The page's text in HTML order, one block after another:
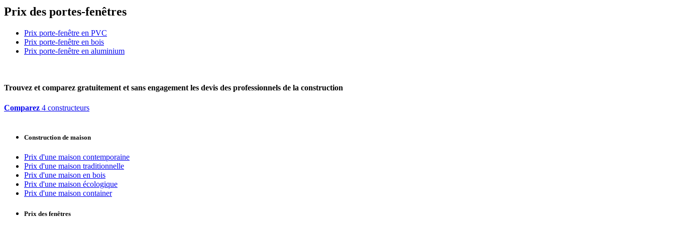
Prix des portes-fenêtres
Prix porte-fenêtre en PVC
Prix porte-fenêtre en bois
Prix porte-fenêtre en aluminium
Trouvez et comparez gratuitement et sans engagement les devis des professionnels de la construction
Comparez 4 constructeurs
Construction de maison
Prix d'une maison contemporaine
Prix d'une maison traditionnelle
Prix d'une maison en bois
Prix d'une maison écologique
Prix d'une maison container
Prix des fenêtres